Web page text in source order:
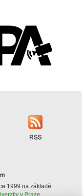
1999 na základě
v Praze